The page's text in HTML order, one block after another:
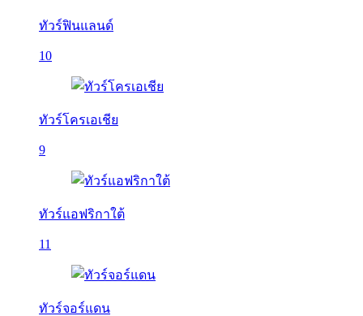
ทัวร์ฟินแลนด์
10
ทัวร์โครเอเชีย
9
ทัวร์แอฟริกาใต้
11
ทัวร์จอร์แดน